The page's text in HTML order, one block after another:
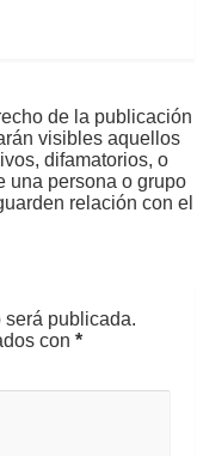
de la publicación
visibles aquellos
difamatorios, o
una persona o grupo
relación con el
será publicada.
con*